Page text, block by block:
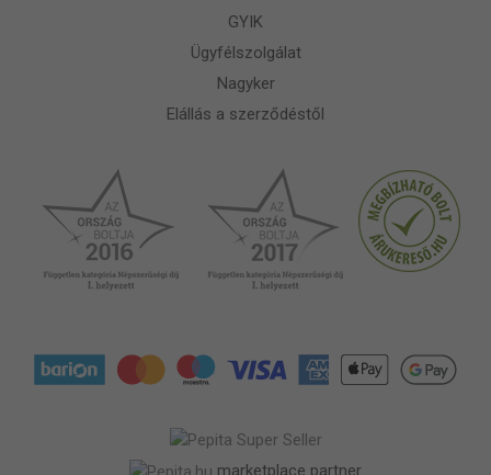
GYIK
Ügyfélszolgálat
Nagyker
Elállás a szerződéstől
marketplace partner